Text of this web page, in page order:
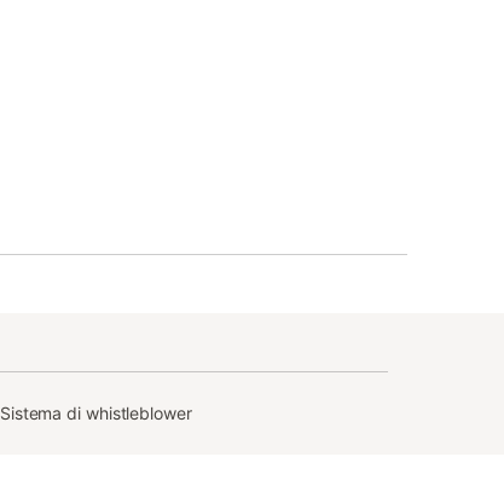
Sistema di whistleblower